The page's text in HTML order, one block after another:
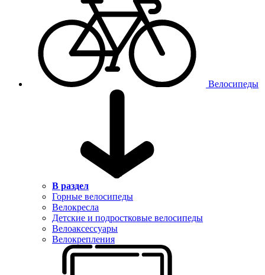
Велосипеды
В раздел
Горные велосипеды
Велокресла
Детские и подростковые велосипеды
Велоаксессуары
Велокрепления